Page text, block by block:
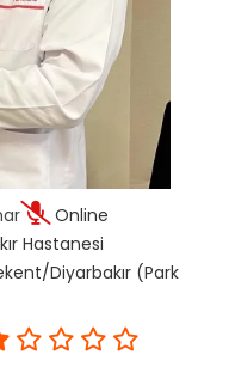
Online
Hastanesi
Diyarbakır (Park